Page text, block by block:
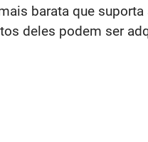
barata que suporta
deles podem ser